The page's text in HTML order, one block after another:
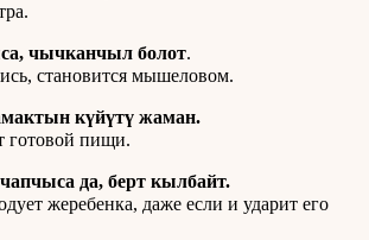
чычканчыл болот.
становится мышеловом.
күйүтү жаман.
готовой пищи.
да, берт кылбайт.
жеребенка, даже если и ударит его